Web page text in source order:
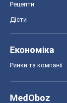
Рецепти
Дієти
Економіка
Ринки та компанії
MedOboz